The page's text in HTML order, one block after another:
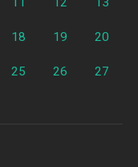
18 19 20
25 26 27